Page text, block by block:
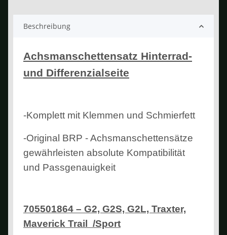
Beschreibung
Achsmanschettensatz Hinterrad-
und Differenzialseite
-Komplett mit Klemmen und Schmierfett
-Original BRP - Achsmanschettensätze
gewährleisten absolute Kompatibilität
und Passgenauigkeit
705501864 – G2, G2S, G2L, Traxter,
Maverick Trail /Sport